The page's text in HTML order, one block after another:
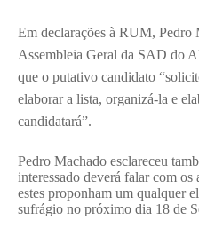
Em declarações à RUM, Pedro
Assembleia Geral da SAD do
que o putativo candidato
elaborar a lista, organizá-la e
candidatará”.
Pedro Machado esclareceu
interessado deverá falar com os
estes proponham um qualquer
sufrágio no próximo dia 18 de